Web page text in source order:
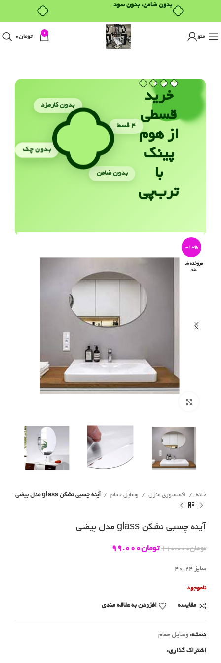
بدون ضامن، بدون سود
منو
0
تومان0
خرید
قسطی
از هوم
پینک
با
ترب‌پی
بدون کارمزد
۴ قسط
بدون چک
بدون ضامن
-10%
فروخته ش
ده
خانه اکسسوری منزل وسایل حمام آینه چسبی نشکن glass مدل بیضی
آینه چسبی نشکن glass مدل بیضی
تومان110.000 تومان99.000
سایز 24*40
ناموجود
مقايسه افزودن به علاقه مندی
دسته: وسایل حمام
اشتراک گذاری: